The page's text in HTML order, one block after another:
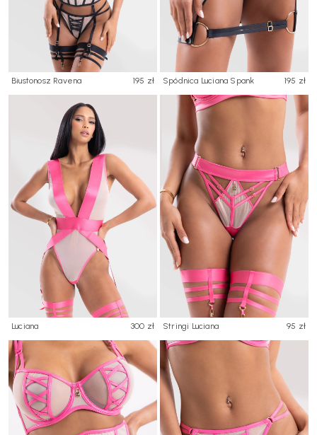
Biustonosz Ravena 195 zł Spódnica Luciana Spank 195 zł
Luciana 300 zł Stringi Luciana 95 zł